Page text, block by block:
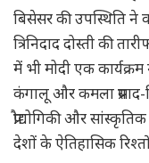
बिसेसर की उपस्थिति ने
त्रिनिदाद दोस्ती की
में भी मोदी एक कार्यक्रम
कंगालू और कमला प्रसाद-
प्रौद्योगिकी और
देशों के ऐतिहासिक